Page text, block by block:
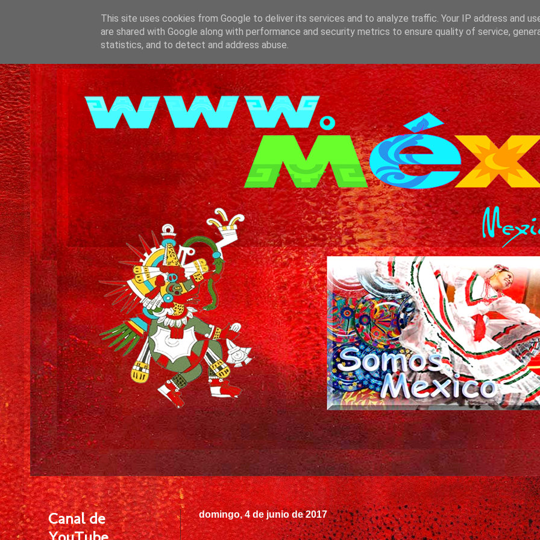
domingo, 4 de junio de 2017
Canal de
This site uses cookies from Google to deliver its services and to analyze traffic. Your IP address and
are shared with Google along with performance and security metrics to ensure quality of service,
statistics, and to detect and address abuse.